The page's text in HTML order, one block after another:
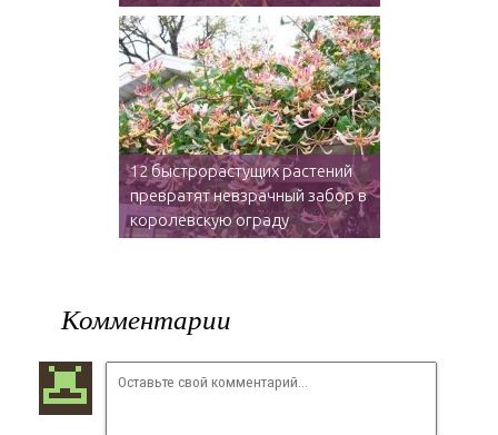
12 быстрорастущих растений
превратят невзрачный забор в
королевскую ограду
Комментарии